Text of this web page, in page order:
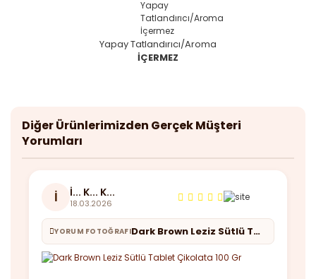
Yapay Tatlandırıcı/Aroma
İÇERMEZ
Diğer Ürünlerimizden Gerçek Müşteri
Yorumları
İ İ... K... K...
18.03.2026
YORUM FOTOĞRAFI Dark Brown Leziz Sütlü Tablet Çikolata 100 Gr